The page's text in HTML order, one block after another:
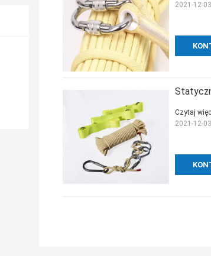
2021-12-
Czytaj
2021-12-